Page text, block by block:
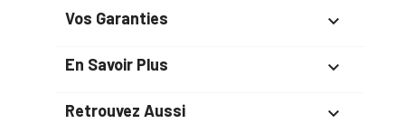
Vos Garanties 
En Savoir Plus 
Retrouvez Aussi 